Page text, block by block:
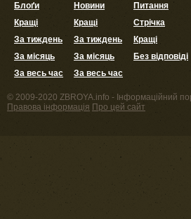
Блоґи
Кращі
За тиждень
За місяць
За весь час
Новини
Кращі
За тиждень
За місяць
За весь час
Питання
Стрічка
Кращі
Без відповіді
© 2009-2020 ZBROYA.info - Інформаційний
Правова інформація Про цей сайт